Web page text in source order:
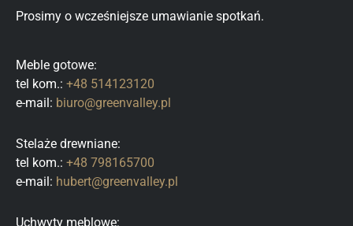
Prosimy o wcześniejsze umawianie spotkań.
Meble gotowe:
tel kom.: +48 514123120
e-mail: biuro@greenvalley.pl
Stelaże drewniane:
tel kom.: +48 798165700
e-mail: hubert@greenvalley.pl
Uchwyty meblowe: